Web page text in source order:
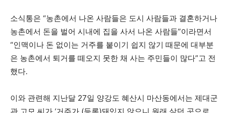
소식통은 “농촌에서 나온 사람들은 도시 사람들과 결혼하거나
농촌에서 돈을 벌어 시내에 집을 사서 나온 사람들”이라면서
“인맥이나 돈 없이는 거주를 붙이기 쉽지 않기 때문에 대부분
은 농촌에서 퇴거를 떼오지 못한 채 사는 주민들이 많다”고 전
했다.
이와 관련해 지난달 27일 양강도 혜산시 마산동에서는 제대군